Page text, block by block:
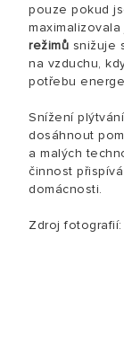
pouze pokud
režimů snižuje
na vzduchu,
potřebu
Snížení
dosáhnout
a malých
činnost
domácnosti.
Zdroj fotografií: